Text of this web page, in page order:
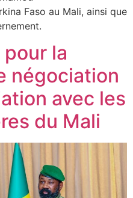
Faso au Mali, ainsi que
la
négociation
avec les
du Mali